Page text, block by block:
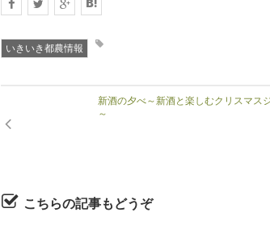
いきいき都農情報
新酒の夕べ～新酒と楽しむクリスマス
～
こちらの記事もどうぞ